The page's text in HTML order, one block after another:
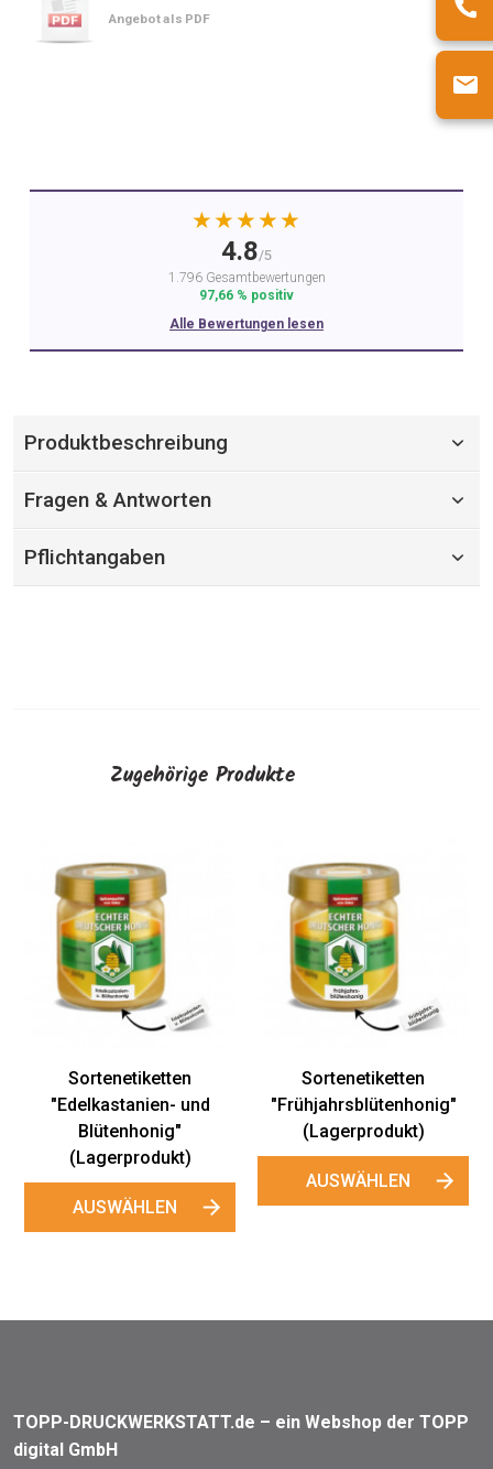
Angebot als PDF
★★★★★
4.8/5
1.796 Gesamtbewertungen
97,66 % positiv
Alle Bewertungen lesen
Produktbeschreibung
Fragen & Antworten
Pflichtangaben
Zugehörige Produkte
Sortenetiketten
"Edelkastanien- und
Blütenhonig"
(Lagerprodukt)
AUSWÄHLEN
Sortenetiketten
"Frühjahrsblütenhonig"
(Lagerprodukt)
AUSWÄHLEN
TOPP-DRUCKWERKSTATT.de – ein Webshop der TOPP
digital GmbH